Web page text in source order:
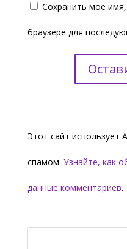
Сохранить моё
браузере для
Этот сайт использует
спамом. Узнайте, как
данные комментариев.